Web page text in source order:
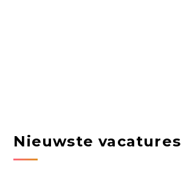
Nieuwste vacatures